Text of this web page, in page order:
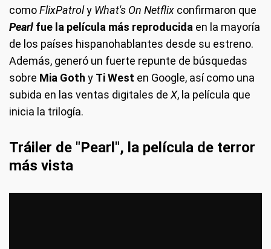
comoFlixPatroly What's On Netflix confirmaron que
Pearl fue la película más reproducida en la mayoría
de los países hispanohablantes desde su estreno.
Además, generó un fuerte repunte de búsquedas
sobre Mia Goth y Ti West en Google, así como una
subida en las ventas digitales de X, la película que
inicia la trilogía.
Tráiler de "Pearl", la película de terror
más vista